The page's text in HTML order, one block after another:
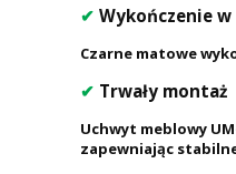
✔ Wykończenie
Czarne matowe
✔ Trwały montaż
Uchwyt meblowy
zapewniając